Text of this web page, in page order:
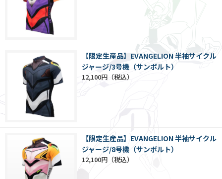
【限定生産品】EVANGELION 半袖サイクル
ジャージ/3号機（サンボルト）
12,100円
【限定生産品】EVANGELION 半袖サイクル
ジャージ/8号機（サンボルト）
12,100円